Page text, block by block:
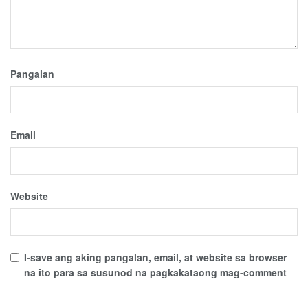
Pangalan
Email
Website
I-save ang aking pangalan, email, at website sa browser
na ito para sa susunod na pagkakataong mag-comment